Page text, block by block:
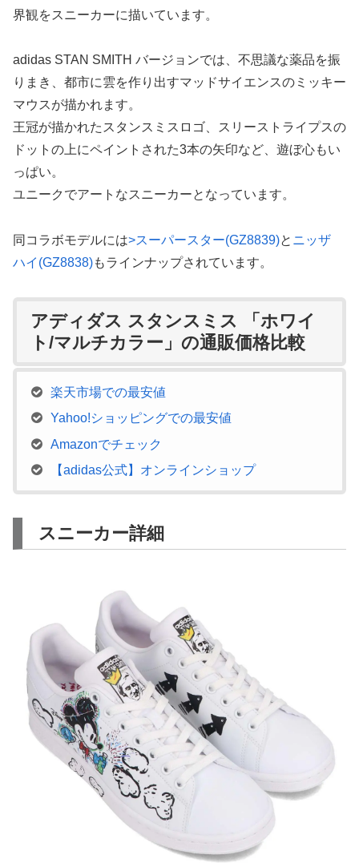
界観をスニーカーに描いています。
adidas STAN SMITH バージョンでは、不思議な薬品を振
りまき、都市に雲を作り出すマッドサイエンスのミッキー
マウスが描かれます。
王冠が描かれたスタンスミスロゴ、スリーストライプスの
ドットの上にペイントされた3本の矢印など、遊ぼ心もい
っぱい。
ユニークでアートなスニーカーとなっています。
同コラボモデルには>スーパースター(GZ8839)と ニッザ
ハイ(GZ8838)もラインナップされています。
アディダス スタンスミス 「ホワイ
ト/マルチカラー」の通販価格比較
楽天市場での最安値
Yahoo!ショッピングでの最安値
Amazonでチェック
【adidas公式】オンラインショップ
スニーカー詳細